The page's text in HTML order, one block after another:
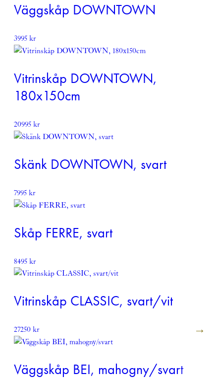
Väggskåp DOWNTOWN
3995kr
Vitrinskåp DOWNTOWN,
180x150cm
20995kr
Skänk DOWNTOWN, svart
7995kr
Skåp FERRE, svart
8495kr
Vitrinskåp CLASSIC, svart/vit
27250kr
Väggskåp BEI, mahogny/svart